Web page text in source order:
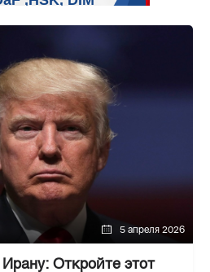
5 апреля 2026
Ирану: Откройте этот